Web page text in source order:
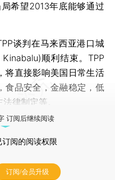
希望2013年底能够通过
谈判在马来西亚港口城
顺利结束。TPP
将直接影响美国日常生活
食品安全，金融稳定，低
律制定等。
订阅后继续阅读
订阅的阅读权限
订阅/会员升级